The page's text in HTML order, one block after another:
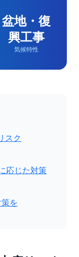
盆地・復
興工事
気候特性
スク
応じた対策
を